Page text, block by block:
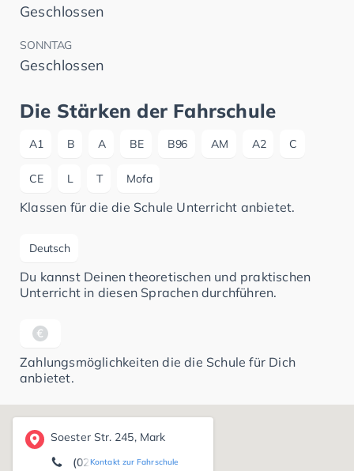
Geschlossen
SONNTAG
Geschlossen
Die Stärken der Fahrschule
A1 B A BE B96 AM A2 C
CE L T Mofa
Klassen für die die Schule Unterricht anbietet.
Deutsch
Du kannst Deinen theoretischen und praktischen
Unterricht in diesen Sprachen durchführen.
Zahlungsmöglichkeiten die die Schule für Dich
anbietet.
Soester Str. 245, Mark
Kontakt zur Fahrschule
(02381) 37 14 42